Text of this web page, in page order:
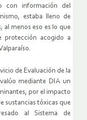
con información del
estaba lleno de
al menos eso es lo que
protección acogido a
de Evaluación de la
mediante DIA un
por el impacto
sustancias tóxicas que
al Sistema de